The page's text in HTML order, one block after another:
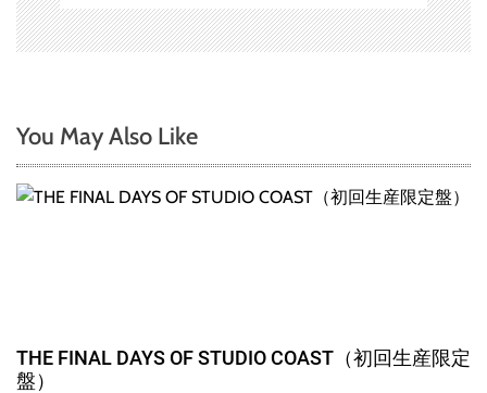
You May Also Like
THE FINAL DAYS OF STUDIO COAST（初回生産限定
盤）